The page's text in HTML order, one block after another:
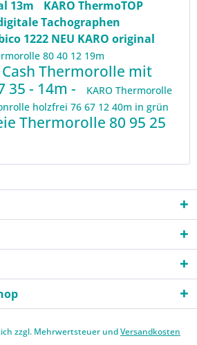
13m
KARO ThermoTOP
Tachographen
1222 NEU KARO original
80 40 12 19m
Cash Thermorolle mit
35 - 14m -
KARO Thermorolle
holzfrei 76 67 12 40m in grün
Thermorolle 80 95 25
zzgl. Mehrwertsteuer undVersandkosten